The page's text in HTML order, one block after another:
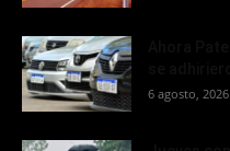
6 agosto, 2026